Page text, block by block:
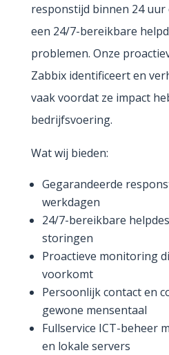
responstijd binnen 24 uur
een 24/7-bereikbare
problemen. Onze
Zabbix identificeert en
vaak voordat ze impact
bedrijfsvoering.
Wat wij bieden:
Gegarandeerde
werkdagen
24/7-bereikbare
storingen
Proactieve monitoring
voorkomt
Persoonlijk contact en
gewone mensentaal
Fullservice ICT-beheer
en lokale servers